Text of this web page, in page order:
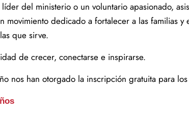
del ministerio o un voluntario apasionado,
dedicado a fortalecer a las familias
que sirve.
de crecer, conectarse e inspirarse.
nos han otorgado la inscripción gratuita para